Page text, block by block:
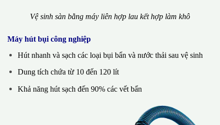
Vệ sinh sàn bằng máy liên hợp lau kết hợp làm khô
Máy hút bụi công nghiệp
Hút nhanh và sạch các loại bụi bẩn và nước thải sau vệ sinh
Dung tích chứa từ 10 đến 120 lít
Khả năng hút sạch đến 90% các vết bẩn